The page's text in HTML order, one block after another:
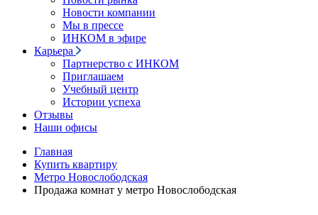
Новости компании
Мы в прессе
ИНКОМ в эфире
Карьера
Партнерство с ИНКОМ
Приглашаем
Учебный центр
Истории успеха
Отзывы
Наши офисы
Главная
Купить квартиру
Метро Новослободская
Продажа комнат у метро Новослободская